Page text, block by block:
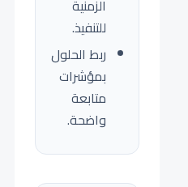
الزمنية
للتنفيذ.
ربط الحلول
بمؤشرات
متابعة
واضحة.